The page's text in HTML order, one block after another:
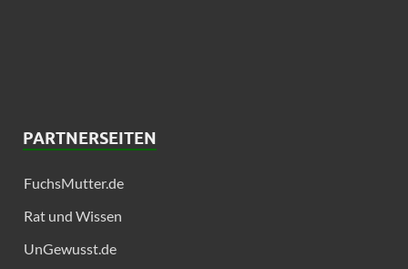
PARTNERSEITEN
FuchsMutter.de
Rat und Wissen
UnGewusst.de